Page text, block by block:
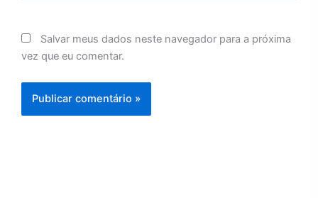
Salvar meus dados neste navegador para a próxima
vez que eu comentar.